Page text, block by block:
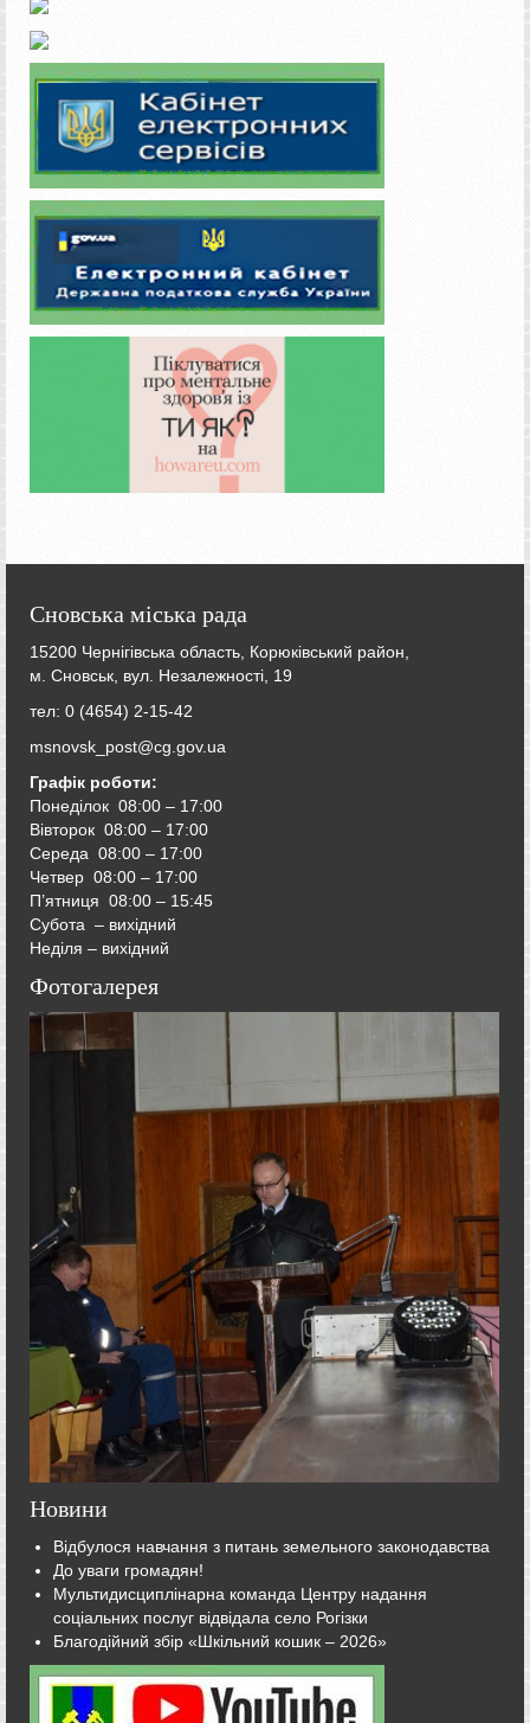
Сновська міська рада
15200 Чернігівська область, Корюківський район,
м. Сновськ, вул. Незалежності, 19
тел: 0 (4654) 2-15-42
msnovsk_post@cg.gov.ua
Графік роботи:
Понеділок 08:00 – 17:00
Вівторок 08:00 – 17:00
Середа 08:00 – 17:00
Четвер 08:00 – 17:00
П’ятниця 08:00 – 15:45
Субота – вихідний
Неділя – вихідний
Фотогалерея
Новини
Відбулося навчання з питань земельного законодавства
До уваги громадян!
Мультидисциплінарна команда Центру надання
соціальних послуг відвідала село Рогізки
Благодійний збір «Шкільний кошик – 2026»